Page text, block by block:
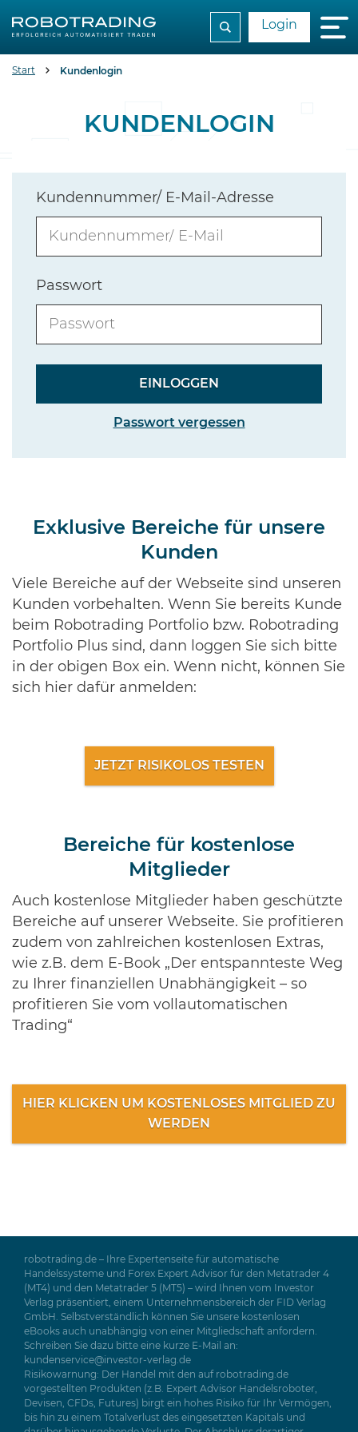
Login
Start Kundenlogin
KUNDENLOGIN
Kundennummer/ E-Mail-Adresse
Passwort
Passwort vergessen
Exklusive Bereiche für unsere
Kunden
Viele Bereiche auf der Webseite sind unseren
Kunden vorbehalten. Wenn Sie bereits Kunde
beim Robotrading Portfolio bzw. Robotrading
Portfolio Plus sind, dann loggen Sie sich bitte
in der obigen Box ein. Wenn nicht, können Sie
sich hier dafür anmelden:
JETZT RISIKOLOS TESTEN
Bereiche für kostenlose
Mitglieder
Auch kostenlose Mitglieder haben geschützte
Bereiche auf unserer Webseite. Sie profitieren
zudem von zahlreichen kostenlosen Extras,
wie z.B. dem E-Book „Der entspannteste Weg
zu Ihrer finanziellen Unabhängigkeit – so
profitieren Sie vom vollautomatischen
Trading“
HIER KLICKEN UM KOSTENLOSES MITGLIED ZU
WERDEN
robotrading.de – Ihre Expertenseite für automatische
Handelssysteme und Forex Expert Advisor für den Metatrader 4
(MT4) und den Metatrader 5 (MT5) – wird Ihnen vom Investor
Verlag präsentiert, einem Unternehmensbereich der FID Verlag
GmbH. Selbstverständlich können Sie unsere kostenlosen
eBooks auch unabhängig von einer Mitgliedschaft anfordern.
Schreiben Sie dazu bitte eine kurze E-Mail an:
kundenservice@investor-verlag.de
Risikowarnung: Der Handel mit den auf robotrading.de
vorgestellten Produkten (z.B. Expert Advisor Handelsroboter,
Devisen, CFDs, Futures) birgt ein hohes Risiko für Ihr Vermögen,
bis hin zu einem Totalverlust des eingesetzten Kapitals und